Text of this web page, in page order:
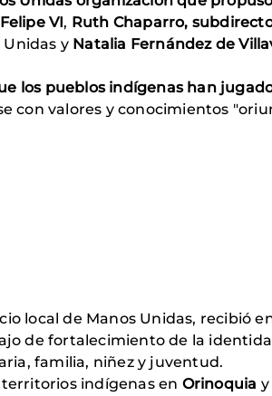
VI, Ruth Chaparro,
y Natalia Fernández de
los pueblos indígenas han
con valores y conocimientos
local de Manos Unidas, recibió
de fortalecimiento de la
familia, niñez y juventud.
indígenas en Orinoquia y